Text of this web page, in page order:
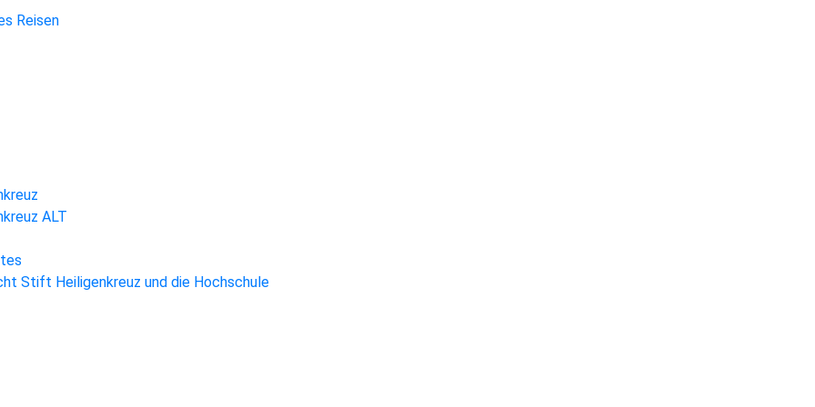
Reisen
ALT
Stift Heiligenkreuz und die Hochschule